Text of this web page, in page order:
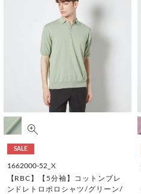
SALE
1662000-52_X
【RBC】【5分袖】コットンブレ
ンドレトロポロシャツ/グリーン/